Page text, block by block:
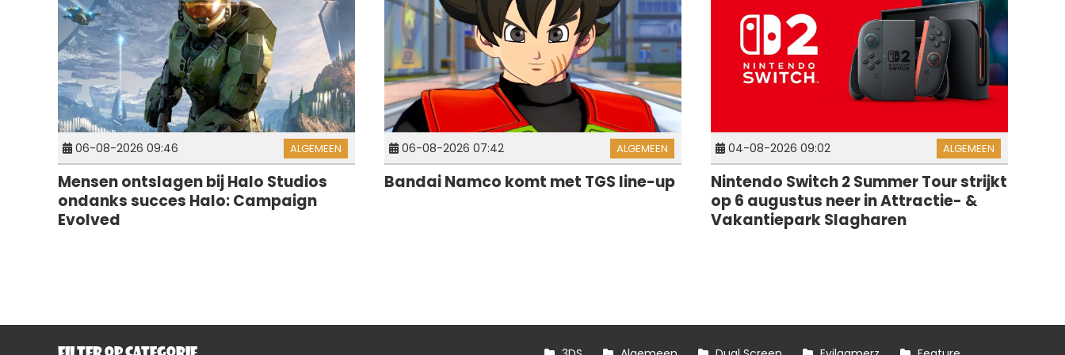
06-08-2026 09:46 ALGEMEEN
Mensen ontslagen bij Halo Studios
ondanks succes Halo: Campaign
Evolved
06-08-2026 07:42 ALGEMEEN
Bandai Namco komt met TGS line-up
04-08-2026 09:02 ALGEMEEN
Nintendo Switch 2 Summer Tour strijkt
op 6 augustus neer in Attractie- &
Vakantiepark Slagharen
FILTER OP CATEGORIE